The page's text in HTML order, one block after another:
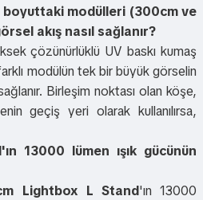
boyuttaki modülleri (300cm ve
akış nasıl sağlanır?
çözünürlüklü UV baskı kumaş
modülün tek bir büyük görselin
Birleşim noktası olan köşe,
geçiş yeri olarak kullanılırsa,
13000 lümen ışık gücünün
Lightbox L Stand'ın 13000